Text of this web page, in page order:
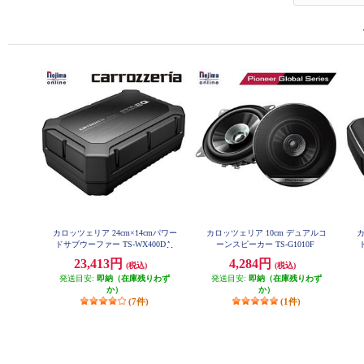
カロッツェリア 24cm×14cmパワー
ドサブウーファー TS-WX400DA
23,413円
(税込)
発送目安: 即納（在庫残りわず
か）
(7件)
カロッツェリア 10cm デュアルコ
ーンスピーカー TS-G1010F
4,284円
(税込)
発送目安: 即納（在庫残りわず
か）
(1件)